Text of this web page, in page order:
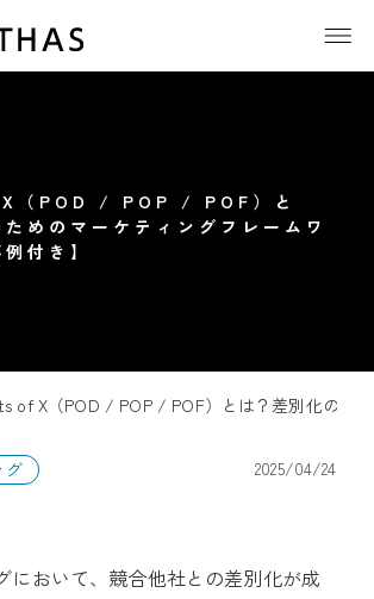
of X（POD / POP / POF）とは？差別化のた
POD / POP / POF）と
めのマーケティングフレームワ
付き】
グ 2025/04/24
において、競合他社との差別化が成